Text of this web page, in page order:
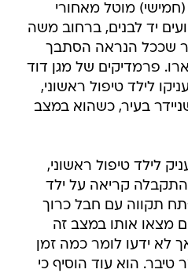
מוטל מאחורי
יד לבנים, ברחוב משה
שככל הנראה הסתבך
פרמדיקים של מגן דוד
לילד טיפול ראשוני,
בעיר, כשהוא במצב
לילד טיפול ראשוני,
התקבלה קריאה על ילד
תקווה עם חבל כרוך
מצאו אותו במצב זה
לא ידעו לומר כמה זמן
הוא עוד הוסיף כי